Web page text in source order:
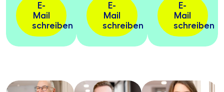
E-
Mail
schreiben
E-
Mail
schreiben
E-
Mail
schreiben